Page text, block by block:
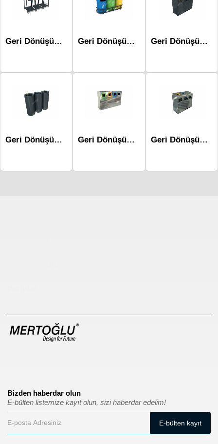
Geri Dönüşüm Atık Üniteleri Mak-645 Geri Dönüşüm Atık Üniteleri - Mak-620d Geri Dönüşüm Atık Üniteleri Mak-689b-Üçlü
Geri Dönüşüm Atık Üniteleri Mak-692b-Üçlü Geri Dönüşüm Atık Üniteleri Mak-670a-Dörtlü Geri Dönüşüm Atık Üniteleri Mak-689a-Üçlü
Bizden haberdar olun
E-bülten listemize kayıt olun, sizi haberdar edelim!